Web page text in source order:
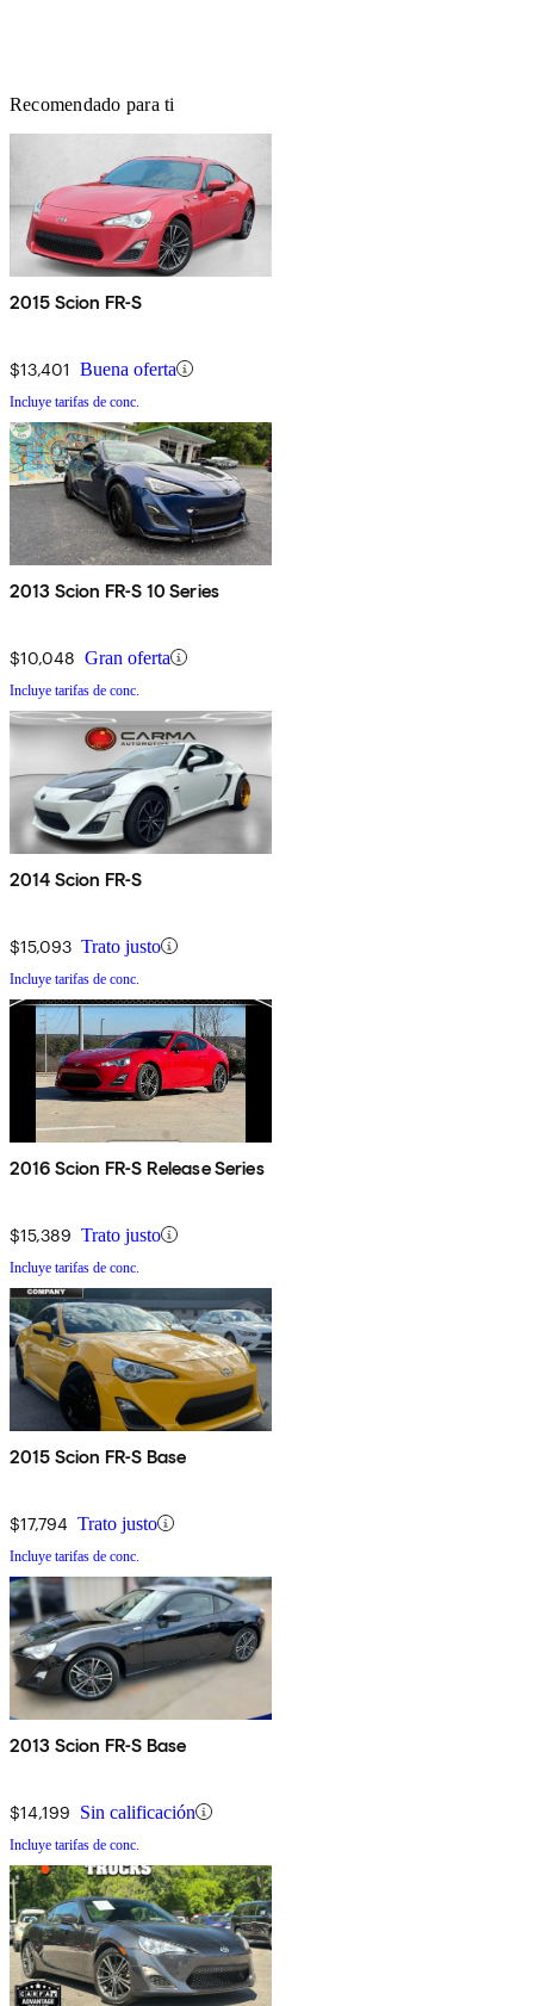
Recomendado para ti
2015 Scion FR-S
$13,401 Buena oferta
Incluye tarifas de conc.
2013 Scion FR-S 10 Series
$10,048 Gran oferta
Incluye tarifas de conc.
2014 Scion FR-S
$15,093 Trato justo
Incluye tarifas de conc.
2016 Scion FR-S Release Series
$15,389 Trato justo
Incluye tarifas de conc.
2015 Scion FR-S Base
$17,794 Trato justo
Incluye tarifas de conc.
2013 Scion FR-S Base
$14,199 Sin calificación
Incluye tarifas de conc.